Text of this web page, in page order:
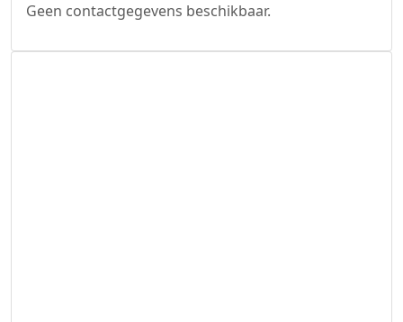
Geen contactgegevens beschikbaar.